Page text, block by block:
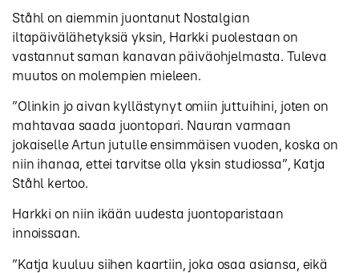
Ståhl on aiemmin juontanut Nostalgian
iltapäivälähetyksiä yksin, Harkki puolestaan on
vastannut saman kanavan päiväohjelmasta. Tuleva
muutos on molempien mieleen.
”Olinkin jo aivan kyllästynyt omiin juttuihini, joten on
mahtavaa saada juontopari. Nauran varmaan
jokaiselle Artun jutulle ensimmäisen vuoden, koska on
niin ihanaa, ettei tarvitse olla yksin studiossa”, Katja
Ståhl kertoo.
Harkki on niin ikään uudesta juontoparistaan
innoissaan.
”Katja kuuluu siihen kaartiin, joka osaa asiansa, eikä